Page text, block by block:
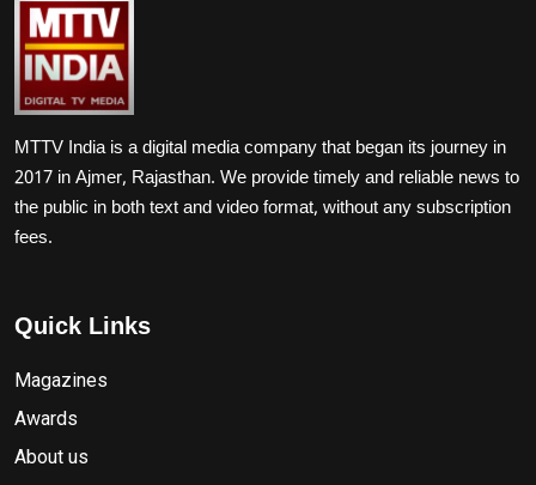
MTTV India is a digital media company that began its journey in
2017 in Ajmer, Rajasthan. We provide timely and reliable news to
the public in both text and video format, without any subscription
fees.
Quick Links
Magazines
Awards
About us